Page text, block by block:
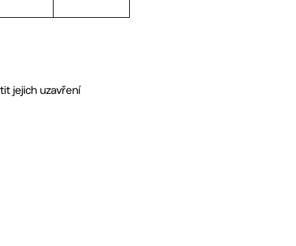
jejich uzavření